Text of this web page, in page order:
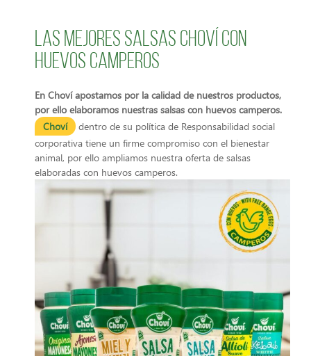
Las mejores salsas Choví con
huevos camperos
En Choví apostamos por la calidad de nuestros productos,
por ello elaboramos nuestras salsas con huevos camperos.
Choví
dentro de su política de Responsabilidad social
corporativa tiene un firme compromiso con el bienestar
animal, por ello ampliamos nuestra oferta de salsas
elaboradas con huevos camperos.